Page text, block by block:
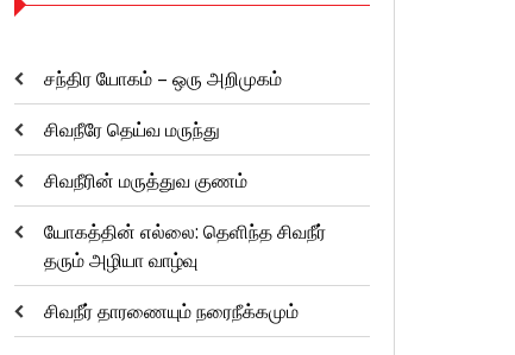
சந்திர யோகம் – ஒரு அறிமுகம்
சிவநீரே தெய்வ மருந்து
சிவநீரின் மருத்துவ குணம்
யோகத்தின் எல்லை: தெளிந்த சிவநீர்
தரும் அழியா வாழ்வு
சிவநீர் தாரணையும் நரைநீக்கமும்